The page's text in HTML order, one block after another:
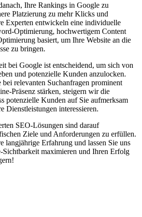
Ihre Rankings in Google zu
Platzierung zu mehr Klicks und
Experten entwickeln eine individuelle
Optimierung, hochwertigem Content
basiert, um Ihre Website an die
zu bringen.
bei Google ist entscheidend, um sich von
und potenzielle Kunden anzulocken.
relevanten Suchanfragen prominent
Präsenz stärken, steigern wir die
potenzielle Kunden auf Sie aufmerksam
Dienstleistungen interessieren.
SEO-Lösungen sind darauf
Ziele und Anforderungen zu erfüllen.
langjährige Erfahrung und lassen Sie uns
Sichtbarkeit maximieren und Ihren Erfolg